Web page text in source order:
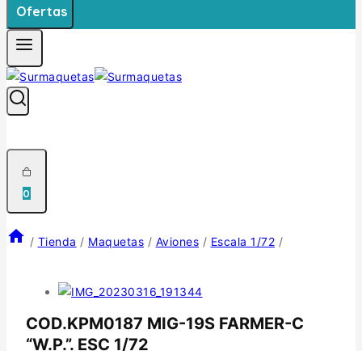
Ofertas
0
/ Tienda / Maquetas / Aviones / Escala 1/72 /
COD.KPM0187 MIG-19S FARMER-C
“W.P.”. ESC 1/72